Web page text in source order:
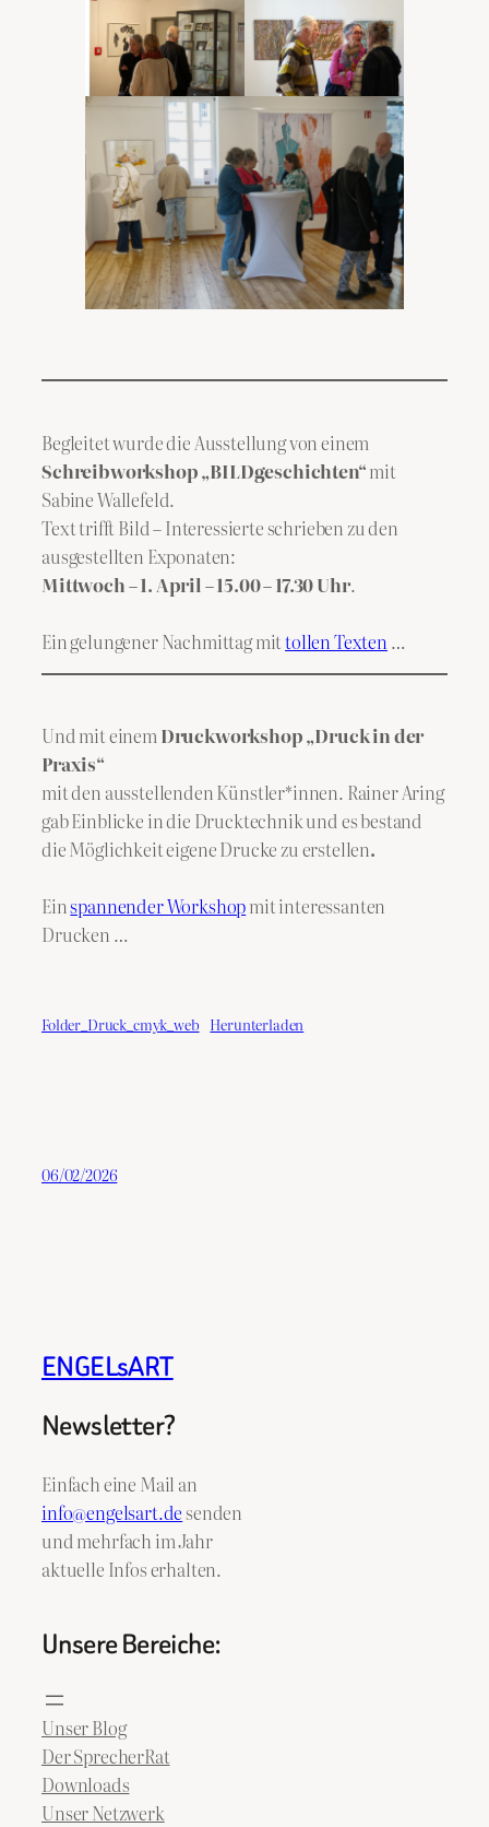
Begleitet wurde die Ausstellung von einem
Schreibworkshop „BILDgeschichten“mit
Sabine Wallefeld.
Text trifft Bild – Interessierte schrieben zu den
ausgestellten Exponaten:
Mittwoch – 1. April – 15.00 – 17.30 Uhr.
Ein gelungener Nachmittag mittollen Texten …
Und mit einemDruckworkshop „Druck in der
Praxis“
mit den ausstellenden Künstler*innen. Rainer Aring
gab Einblicke in die Drucktechnik und es bestand
die Möglichkeit eigene Drucke zu erstellen.
Einspannender Workshopmit interessanten
Drucken …
Folder_Druck_cmyk_web Herunterladen
06/02/2026
ENGELsART
Newsletter?
Einfach eine Mail an
info@engelsart.desenden
und mehrfach im Jahr
aktuelle Infos erhalten.
Unsere Bereiche:
Unser Blog
Der SprecherRat
Downloads
Unser Netzwerk